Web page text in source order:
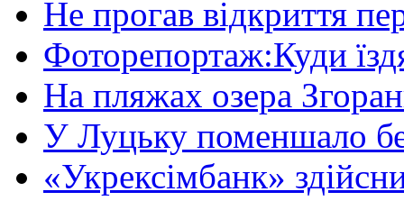
Не прогав відкриття
Фоторепортаж:Куди
На пляжах озера
У Луцьку поменшало
«Укрексімбанк»